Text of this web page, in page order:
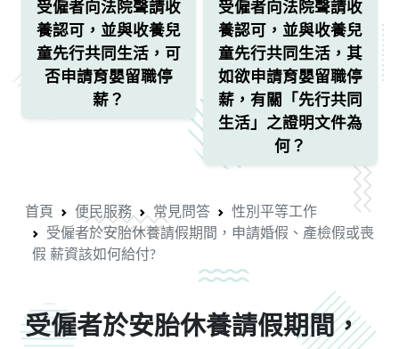
受僱者向法院聲請收
養認可，並與收養兒
童先行共同生活，可
否申請育嬰留職停
薪？
受僱者向法院聲請收
養認可，並與收養兒
童先行共同生活，其
如欲申請育嬰留職停
薪，有關「先行共同
生活」之證明文件為
何？
首頁 便民服務 常見問答
性別平等工作
受僱者於安胎休養請假期間，申請婚假、產檢假或喪
假 薪資該如何給付?
受僱者於安胎休養請假期間，